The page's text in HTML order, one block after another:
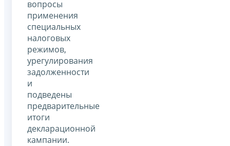
вопросы
применения
специальных
налоговых
режимов,
урегулирования
задолженности
и
подведены
предварительные
итоги
декларационной
кампании.